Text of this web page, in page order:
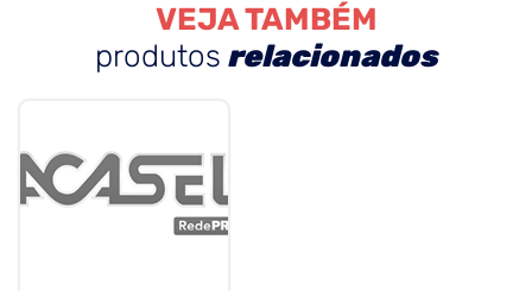
VEJA TAMBÉM
produtos relacionados